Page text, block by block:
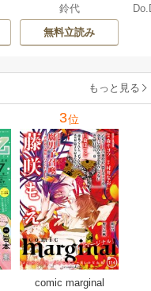
男 20巻
鈴代
無料立読み
上
もっと見る
3位
comic marginal